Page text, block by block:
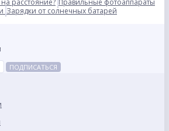
расстояние? Правильные фотоаппараты
Зарядки от солнечных батарей
ПОДПИСАТЬСЯ